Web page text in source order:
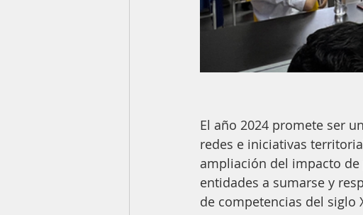
El año 2024 promete ser
redes e iniciativas
ampliación del impacto de
entidades a sumarse y
de competencias del siglo